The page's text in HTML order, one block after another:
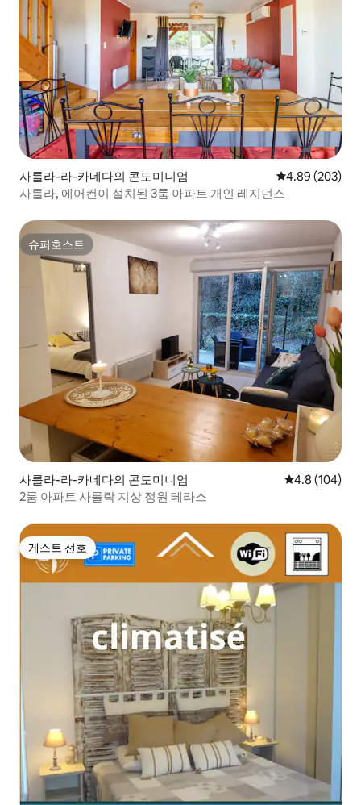
사를라-라-카네다의 콘도미니엄 평점 4.89점(5
4.89 (203)
사를라, 에어컨이 설치된 3룸 아파트 개인 레지던스
슈퍼호스트
슈퍼호스트
사를라-라-카네다의 콘도미니엄 평점 4.8점(5
4.8 (104)
2룸 아파트 사를락 지상 정원 테라스
게스트 선호
게스트 선호